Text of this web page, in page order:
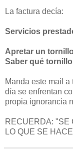
La factura decía:
Servicios
Apretar un
Saber qué tornillo
Manda este mail
día se enfrentan
propia ignorancia
RECUERDA: "SE
LO QUE SE